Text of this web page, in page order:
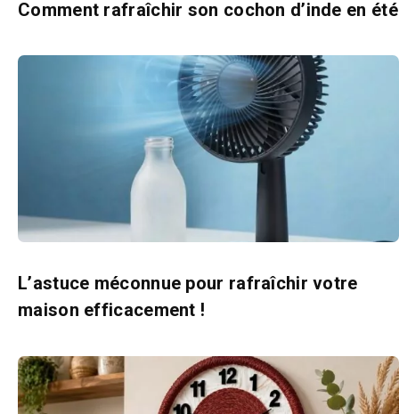
Comment rafraîchir son cochon d’inde en été
L’astuce méconnue pour rafraîchir votre
maison efficacement !